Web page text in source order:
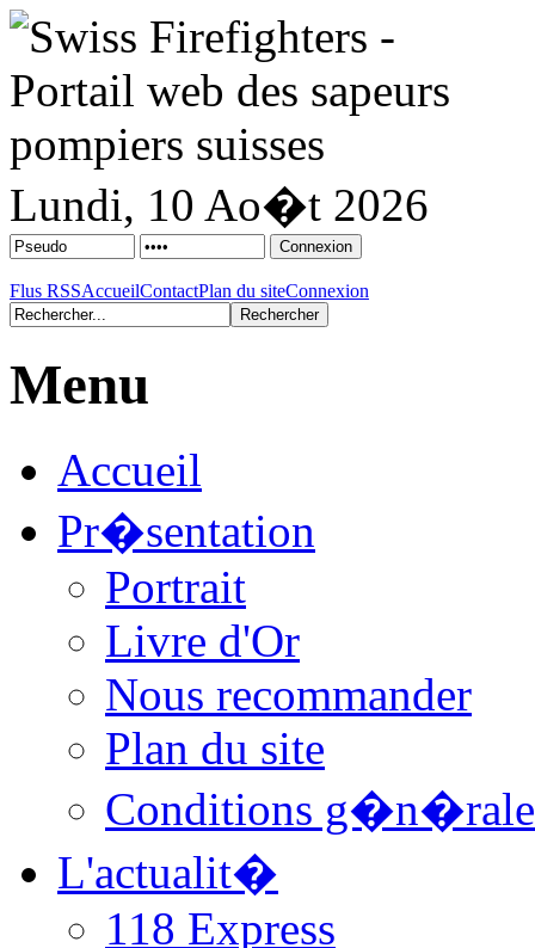
Lundi, 10 Ao�t 2026
Flus RSSAccueilContactPlan du siteConnexion
Menu
Accueil
Pr�sentation
Portrait
Livre d'Or
Nous recommander
Plan du site
Conditions
L'actualit�
118 Express